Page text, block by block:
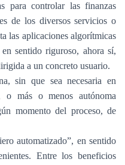
para controlar las finanzas
de los diversos servicios o
las aplicaciones algorítmicas
sentido riguroso, ahora sí,
a un concreto usuario.
sin que sea necesaria en
o más o menos autónoma
momento del proceso, de
automatizado”, en sentido
Entre los beneficios